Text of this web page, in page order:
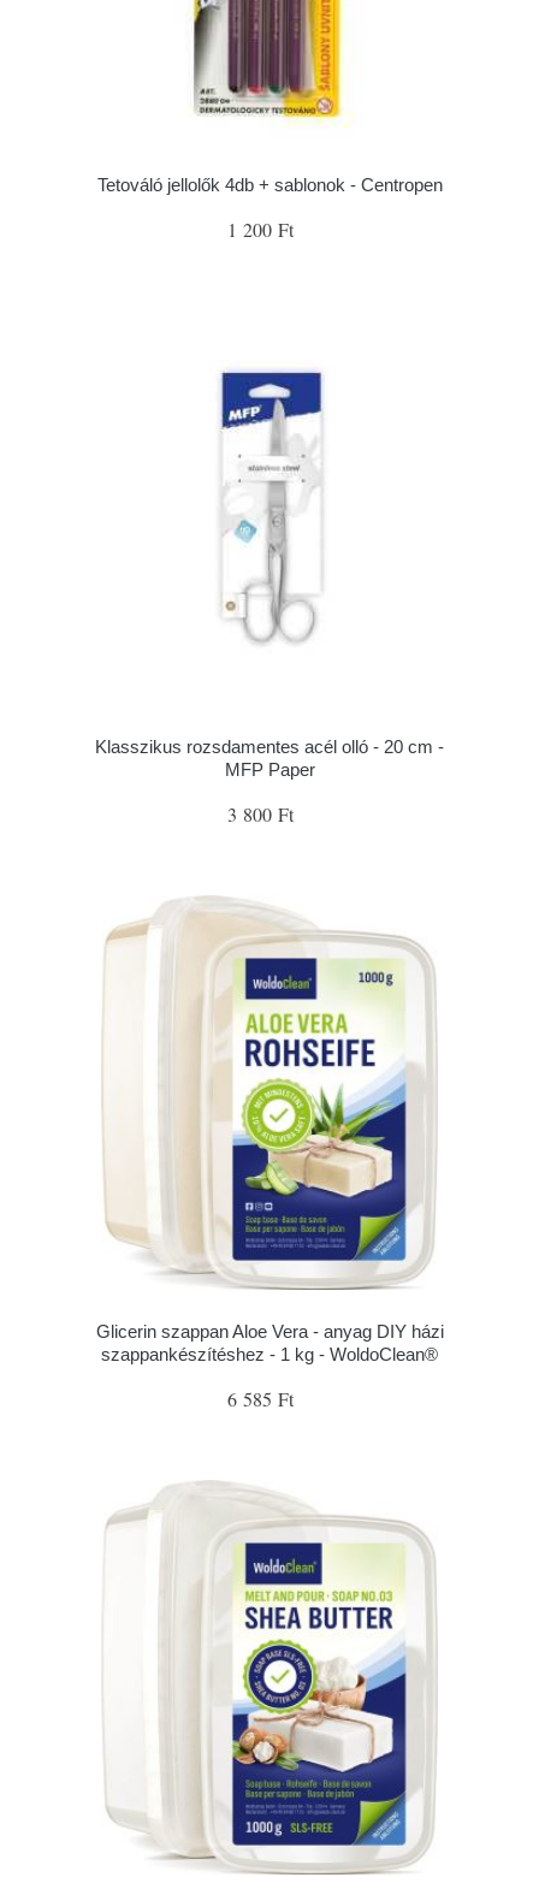
Tetováló jellolők 4db + sablonok - Centropen
1 200 Ft
Klasszikus rozsdamentes acél olló - 20 cm -
MFP Paper
3 800 Ft
Glicerin szappan Aloe Vera - anyag DIY házi
szappankészítéshez - 1 kg - WoldoClean®
6 585 Ft